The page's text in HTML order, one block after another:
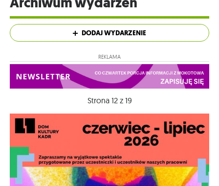
DODAJ WYDARZENIE
REKLAMA
Strona 12 z 19